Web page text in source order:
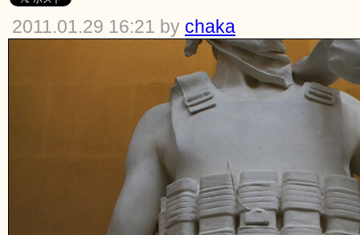
2011.01.29 16:21 by chaka